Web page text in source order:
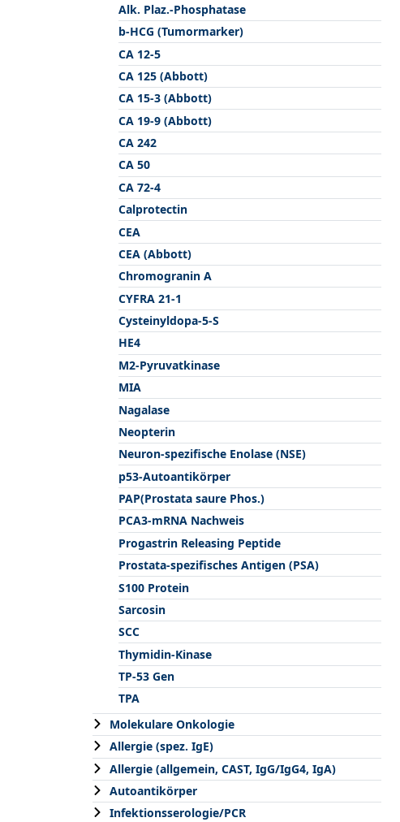
Alk. Plaz.-Phosphatase
b-HCG (Tumormarker)
CA 12-5
CA 125 (Abbott)
CA 15-3 (Abbott)
CA 19-9 (Abbott)
CA 242
CA 50
CA 72-4
Calprotectin
CEA
CEA (Abbott)
Chromogranin A
CYFRA 21-1
Cysteinyldopa-5-S
HE4
M2-Pyruvatkinase
MIA
Nagalase
Neopterin
Neuron-spezifische Enolase (NSE)
p53-Autoantikörper
PAP(Prostata saure Phos.)
PCA3-mRNA Nachweis
Progastrin Releasing Peptide
Prostata-spezifisches Antigen (PSA)
S100 Protein
Sarcosin
SCC
Thymidin-Kinase
TP-53 Gen
TPA
Molekulare Onkologie
Allergie (spez. IgE)
Allergie (allgemein, CAST, IgG/IgG4, IgA)
Autoantikörper
Infektionsserologie/PCR